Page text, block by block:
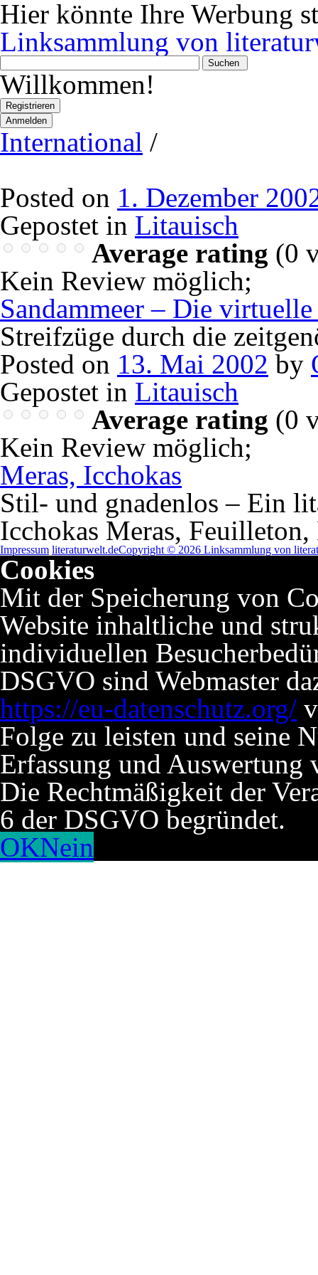
Hier könnte Ihre Werbung
Linksammlung von
Wonach
suchen
Sie?
Willkommen!
Registrieren
Anmelden
International /
Posted on 1. Dezember
Gepostet in Litauisch
Average rating (0
Kein Review möglich;
Sandammeer – Die
Streifzüge durch die
Posted on 13. Mai 2002 by
Gepostet in Litauisch
Average rating (0
Kein Review möglich;
Meras, Icchokas
Stil- und gnadenlos – Ein
Icchokas Meras,
Impressum literaturwelt.deCopyright © 2026 Linksammlung von
Cookies
Mit der Speicherung von
Website inhaltliche und
individuellen
DSGVO sind Webmaster
https://eu-datenschutz.org/
Folge zu leisten und seine
Erfassung und Auswertung
Die Rechtmäßigkeit der
6 der DSGVO begründet.
OKNein